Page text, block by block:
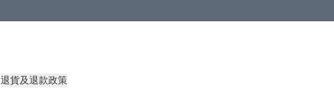
退貨及退款政策